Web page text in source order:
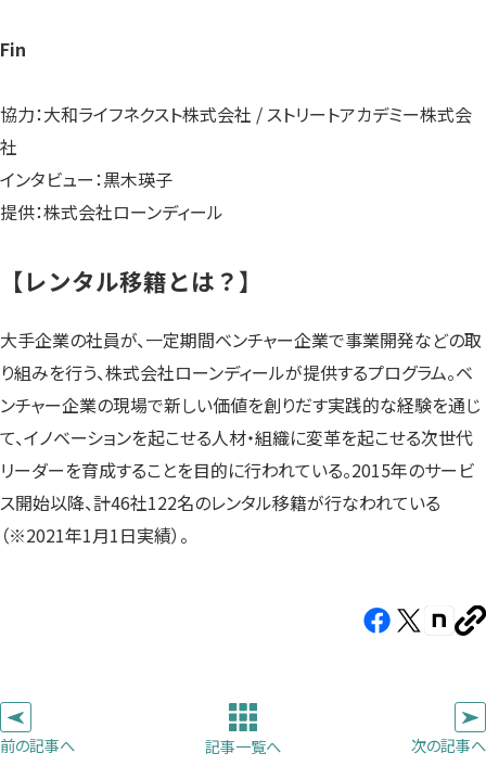
Fin
協力：大和ライフネクスト株式会社 / ストリートアカデミー株式会
社
インタビュー：黒木瑛子
提供：株式会社ローンディール
【レンタル移籍とは？】
大手企業の社員が、一定期間ベンチャー企業で事業開発などの取
り組みを行う、株式会社ローンディールが提供するプログラム。ベ
ンチャー企業の現場で新しい価値を創りだす実践的な経験を通じ
て、イノベーションを起こせる人材・組織に変革を起こせる次世代
リーダーを育成することを目的に行われている。2015年のサービ
ス開始以降、計46社122名のレンタル移籍が行なわれている
（※2021年1月1日実績）。
Facebook（新
X（新 note（新
で
ー
前の記事へ 記事一覧へ 次の記事へ